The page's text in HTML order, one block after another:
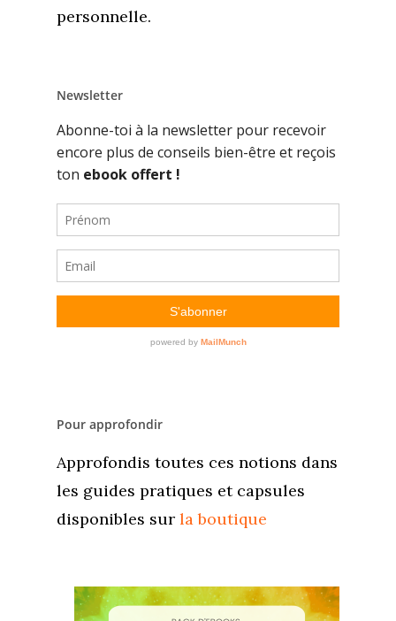
personnelle.
Newsletter
Pour approfondir
Approfondis toutes ces notions dans
les guides pratiques et capsules
disponibles sur la boutique